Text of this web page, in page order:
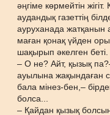
әңгіме көрмейтін
аудандық газеттің
ауруханада жатқанын
маған қонақ үйден
шақырып әкелген беті.
– О не? Айт, қызық
ауылына жақындаған
бала мінез-бен,–
болса...
– Қайдан қызық